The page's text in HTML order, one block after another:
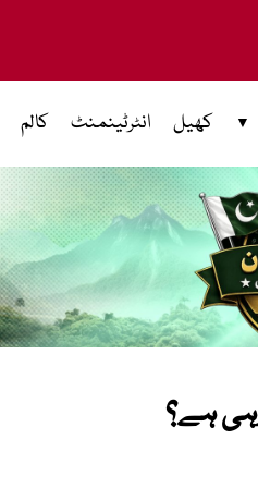
کھیل انٹرٹینمنٹ کالم